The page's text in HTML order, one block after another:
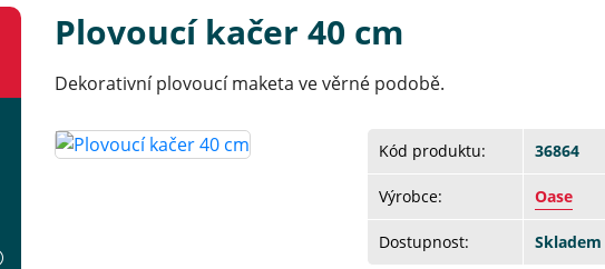
Plovoucí kačer 40 cm
Dekorativní plovoucí maketa ve věrné podobě.
Kód produktu: 36864
Výrobce: Oase
Dostupnost: